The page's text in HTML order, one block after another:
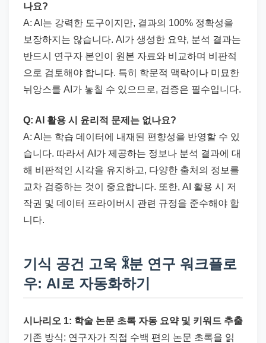
나요?
A: AI는 강력한 도구이지만, 결과의 100% 정확성을
보장하지는 않습니다. AI가 생성한 요약, 분석 결과는
반드시 연구자 본인이 원본 자료와 비교하며 비판적
으로 검토해야 합니다. 특히 학문적 맥락이나 미묘한
뉘앙스를 AI가 놓칠 수 있으므로, 검증은 필수입니다.
Q: AI 활용 시 윤리적 문제는 없나요?
A: AI는 학습 데이터에 내재된 편향성을 반영할 수 있
습니다. 따라서 AI가 제공하는 정보나 분석 결과에 대
해 비판적인 시각을 유지하고, 다양한 출처의 정보를
교차 검증하는 것이 중요합니다. 또한, AI 활용 시 저
작권 및 데이터 프라이버시 관련 규정을 준수해야 합
니다.
기식 공건 고욱 ꍜ분 연구 워크플로
우: AI로 자동화하기
시나리오 1: 학술 논문 초록 자동 요약 및 키워드 추출
기존 방식: 연구자가 직접 수백 편의 논문 초록을 읽